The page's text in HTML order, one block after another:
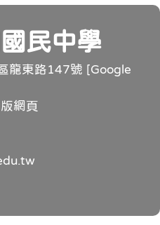
民中學
龍東路147號 [Google
網頁